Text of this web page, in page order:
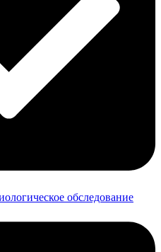
обследование